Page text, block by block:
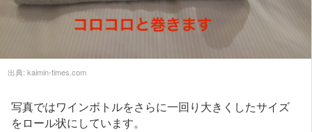
出典: kaimin-times.com
写真ではワインボトルをさらに一回り大きくしたサイズ
をロール状にしています。